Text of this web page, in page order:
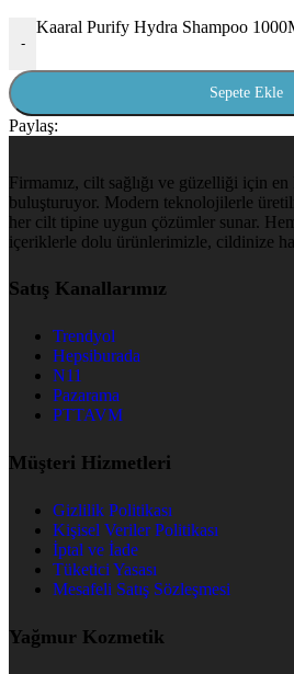
-
Kaaral Purify Hydra Shampoo
Sepete Ekle
Paylaş:
Firmamız, cilt sağlığı ve güzelliği için
buluşturuyor. Modern teknolojilerle
her cilt tipine uygun çözümler sunar.
içeriklerle dolu ürünlerimizle, cildinize
Satış Kanallarımız
Trendyol
Hepsiburada
N11
Pazarama
PTTAVM
Müşteri Hizmetleri
Gizlilik Politikası
Kişisel Veriler Politikası
İptal ve İade
Tüketici Yasası
Mesafeli Satış Sözleşmesi
Yağmur Kozmetik